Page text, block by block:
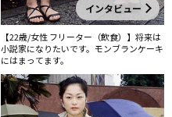
インタビュー
【22歳/女性 フリーター（飲食）】将来は
小説家になりたいです。モンブランケーキ
にはまってます。